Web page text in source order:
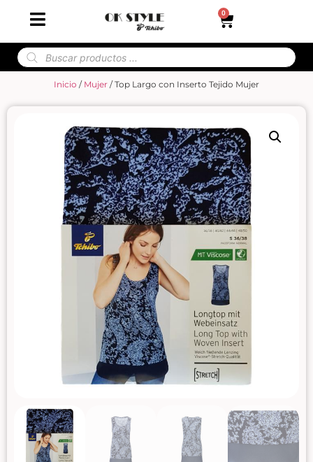
0
Inicio / Mujer / Top Largo con Inserto Tejido Mujer